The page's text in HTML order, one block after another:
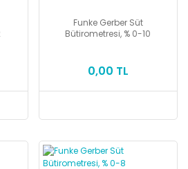
Funke Gerber Süt
Bütirometresi, % 0-10
0,00 TL